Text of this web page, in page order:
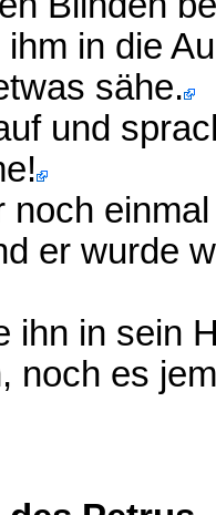
in die
sähe.
und
noch
er wurde
ihn in sein
noch es